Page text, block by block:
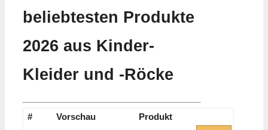
beliebtesten Produkte
2026 aus Kinder-
Kleider und -Röcke
# Vorschau Produkt